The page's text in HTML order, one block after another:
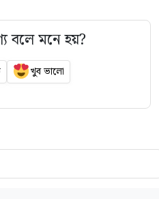
বলে মনে হয়?
খুব ভালো